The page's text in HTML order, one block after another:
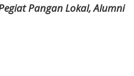
Pangan Lokal, Alumni